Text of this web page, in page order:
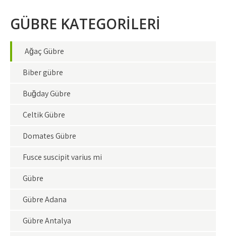
GÜBRE KATEGORİLERİ
Ağaç Gübre
Biber gübre
Buğday Gübre
Çeltik Gübre
Domates Gübre
Fusce suscipit varius mi
Gübre
Gübre Adana
Gübre Antalya